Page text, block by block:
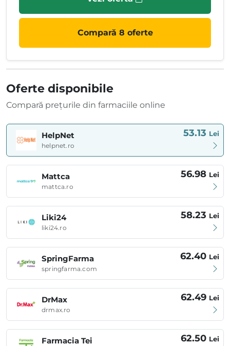
Compară 8 oferte
Oferte disponibile
Compară prețurile din farmaciile online
HelpNet
helpnet.ro
53.13 Lei
Mattca
mattca.ro
56.98 Lei
Liki24
liki24.ro
58.23 Lei
SpringFarma
springfarma.com
62.40 Lei
DrMax
drmax.ro
62.49 Lei
Farmacia Tei 62.50 Lei